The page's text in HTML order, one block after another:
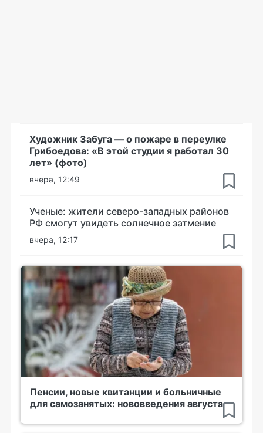
Художник Забуга — о пожаре в переулке
Грибоедова: «В этой студии я работал 30
лет» (фото)
вчера, 12:49
Ученые: жители северо-западных районов
РФ смогут увидеть солнечное затмение
вчера, 12:17
Пенсии, новые квитанции и больничные
для самозанятых: нововведения августа